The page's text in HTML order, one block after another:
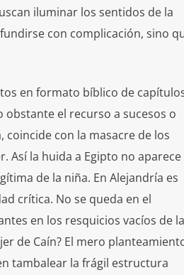
iluminar los sentidos de la
con complicación, sino
en formato bíblico de
obstante el recurso a sucesos o
coincide con la masacre de los
Así la huida a Egipto no aparece
de la niña. En Alejandría es
crítica. No se queda en el
en los resquicios vacíos de
de Caín? El mero
tambalear la frágil estructura